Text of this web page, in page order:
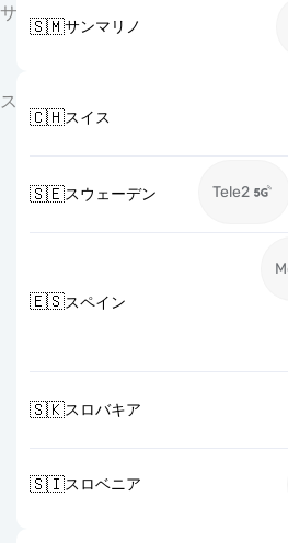
サ
🇸🇲サンマリノ
ス
🇨🇭スイス
🇸🇪スウェーデン Tele2
🇪🇸スペイン
🇸🇰スロバキア
🇸🇮スロベニア